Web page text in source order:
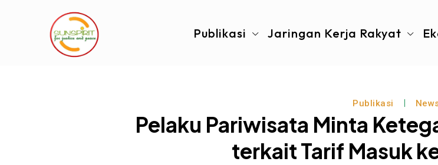
Publikasi Jaringan Kerja Rakyat
Publikasi
Pelaku Pariwisata Minta
terkait Tarif Masuk